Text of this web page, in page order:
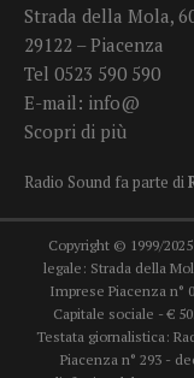
Strada della Mola,
29122 – Piacenza
Tel 0523 590 590
E-mail: info@
Scopri di più
Radio Sound fa parte di
Copyright © 1999/
legale: Strada della
Imprese Piacenza n°
Capitale sociale - €
Testata giornalistica:
Piacenza n° 293 -